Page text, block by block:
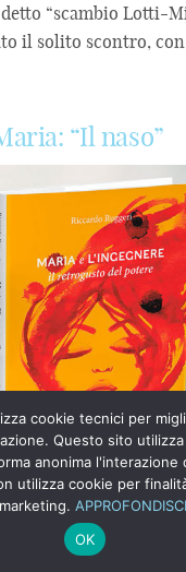
“scambio Lotti-
il solito scontro,
“Il naso”
sono in lockdown
cookie tecnici per
Questo sito
anonima l'interazione
utilizza cookie per
APPROFONDISCI
OK